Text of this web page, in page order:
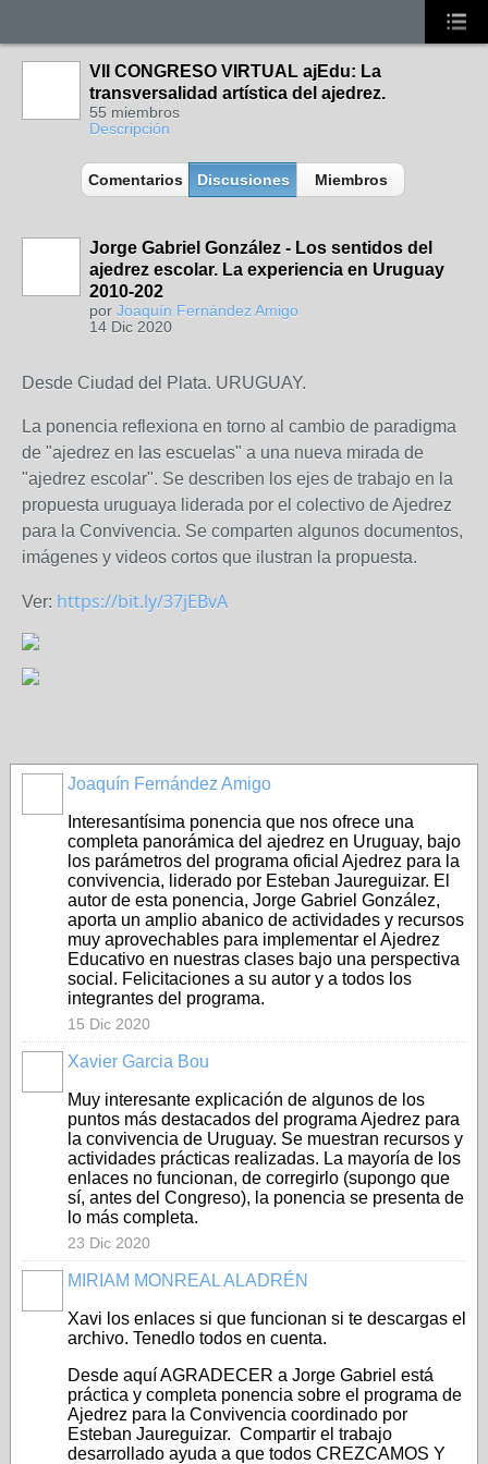
VII CONGRESO VIRTUAL ajEdu: La
transversalidad artística del ajedrez.
55 miembros
Descripción
Comentarios Discusiones Miembros
Jorge Gabriel González - Los sentidos del
ajedrez escolar. La experiencia en Uruguay
2010-202
por Joaquín Fernández Amigo
14 Dic 2020
Desde Ciudad del Plata. URUGUAY.
La ponencia reflexiona en torno al cambio de paradigma
de "ajedrez en las escuelas" a una nueva mirada de
"ajedrez escolar". Se describen los ejes de trabajo en la
propuesta uruguaya liderada por el colectivo de Ajedrez
para la Convivencia. Se comparten algunos documentos,
imágenes y videos cortos que ilustran la propuesta.
Ver: https://bit.ly/37jEBvA
Joaquín Fernández Amigo
Interesantísima ponencia que nos ofrece una
completa panorámica del ajedrez en Uruguay, bajo
los parámetros del programa oficial Ajedrez para la
convivencia, liderado por Esteban Jaureguizar. El
autor de esta ponencia, Jorge Gabriel González,
aporta un amplio abanico de actividades y recursos
muy aprovechables para implementar el Ajedrez
Educativo en nuestras clases bajo una perspectiva
social. Felicitaciones a su autor y a todos los
integrantes del programa.
15 Dic 2020
Xavier Garcia Bou
Muy interesante explicación de algunos de los
puntos más destacados del programa Ajedrez para
la convivencia de Uruguay. Se muestran recursos y
actividades prácticas realizadas. La mayoría de los
enlaces no funcionan, de corregirlo (supongo que
sí, antes del Congreso), la ponencia se presenta de
lo más completa.
23 Dic 2020
MIRIAM MONREAL ALADRÉN
Xavi los enlaces si que funcionan si te descargas el
archivo. Tenedlo todos en cuenta.
Desde aquí AGRADECER a Jorge Gabriel está
práctica y completa ponencia sobre el programa de
Ajedrez para la Convivencia coordinado por
Esteban Jaureguizar. Compartir el trabajo
desarrollado ayuda a que todos CREZCAMOS Y